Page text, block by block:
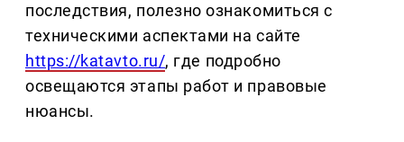
последствия, полезно ознакомиться с
техническими аспектами на сайте
https://katavto.ru/, где подробно
освещаются этапы работ и правовые
нюансы.